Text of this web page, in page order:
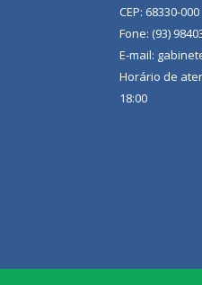
CEP: 68330-000
Fone: (93)
E-mail:
Horário de
18:00